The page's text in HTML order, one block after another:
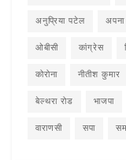
अनुप्रिया पटेल
ओबीसी कांग्रेस
कोरोना नीतीश कुमार
बेल्थरा रोड भाजपा
वाराणसी सपा